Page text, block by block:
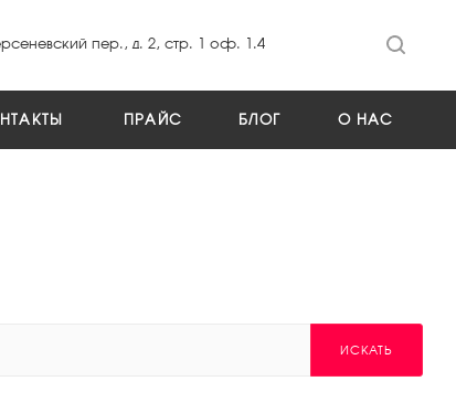
пер., д. 2, стр. 1 оф. 1.4
ПРАЙС БЛОГ О НАС
ИСКАТЬ